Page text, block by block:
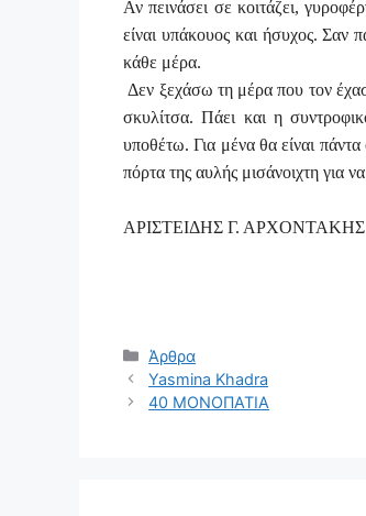
Αν πεινάσει σε κοιτάζει,
είναι υπάκουος και ήσυχος. Σαν
κάθε μέρα.
Δεν ξεχάσω τη μέρα που τον
σκυλίτσα. Πάει και η
υποθέτω. Για μένα θα είναι
πόρτα της αυλής μισάνοιχτη για
ΑΡΙΣΤΕΙΔΗΣ Γ. ΑΡΧΟΝΤΑΚΗΣ
Κατηγορίες
Άρθρα
Yasmina Khadra
40 ΜΟΝΟΠΑΤΙΑ